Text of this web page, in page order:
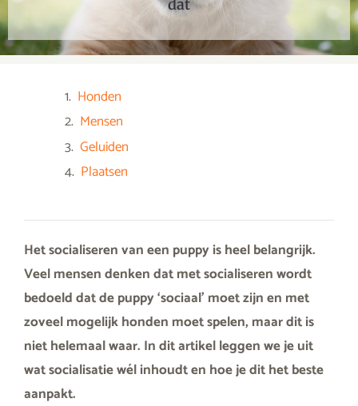
dat
Honden
Mensen
Geluiden
Plaatsen
Het socialiseren van een puppy is heel belangrijk.
Veel mensen denken dat met socialiseren wordt
bedoeld dat de puppy ‘sociaal’ moet zijn en met
zoveel mogelijk honden moet spelen, maar dit is
niet helemaal waar. In dit artikel leggen we je uit
wat socialisatie wél inhoudt en hoe je dit het beste
aanpakt.